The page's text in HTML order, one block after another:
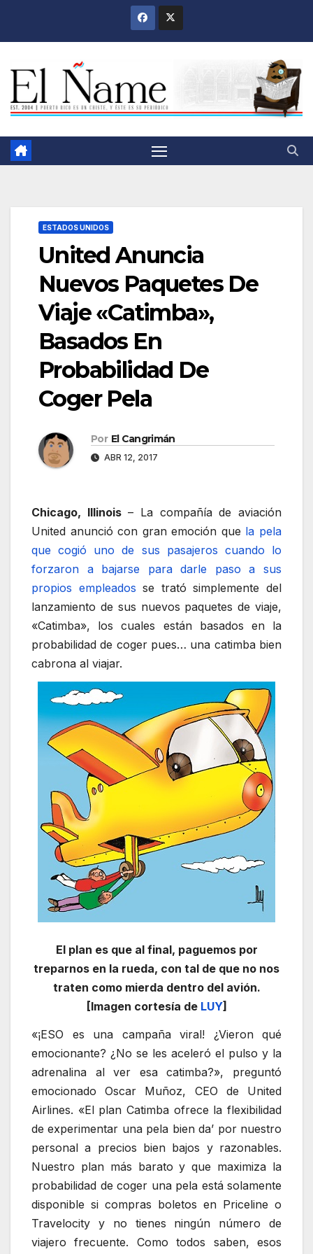
ESTADOS UNIDOS
United Anuncia
Nuevos Paquetes De
Viaje «Catimba»,
Basados En
Probabilidad De
Coger Pela
Por El Cangrimán
ABR 12, 2017
Chicago, Illinois– La compañía de aviación
United anunció con gran emoción que la pela
que cogió uno de sus pasajeros cuando lo
forzaron a bajarse para darle paso a sus
propios empleados se trató simplemente del
lanzamiento de sus nuevos paquetes de viaje,
«Catimba», los cuales están basados en la
probabilidad de coger pues… una catimba bien
cabrona al viajar.
El plan es que al final, paguemos por
treparnos en la rueda, con tal de que no nos
traten como mierda dentro del avión.
[Imagen cortesía de LUY]
«¡ESO es una campaña viral! ¿Vieron qué
emocionante? ¿No se les aceleró el pulso y la
adrenalina al ver esa catimba?», preguntó
emocionado Oscar Muñoz, CEO de United
Airlines. «El plan Catimba ofrece la flexibilidad
de experimentar una pela bien da’ por nuestro
personal a precios bien bajos y razonables.
Nuestro plan más barato y que maximiza la
probabilidad de coger una pela está solamente
disponible si compras boletos en Priceline o
Travelocity y no tienes ningún número de
viajero frecuente. Como todos saben, esos